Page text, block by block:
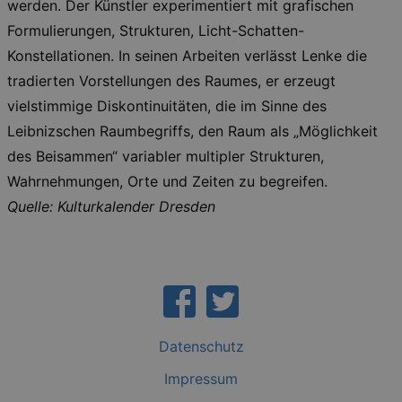
werden. Der Künstler experimentiert mit grafischen
Formulierungen, Strukturen, Licht-Schatten-
Konstellationen. In seinen Arbeiten verlässt Lenke die
tradierten Vorstellungen des Raumes, er erzeugt
vielstimmige Diskontinuitäten, die im Sinne des
Leibnizschen Raumbegriffs, den Raum als „Möglichkeit
des Beisammen“ variabler multipler Strukturen,
Wahrnehmungen, Orte und Zeiten zu begreifen.
Quelle: Kulturkalender Dresden
Datenschutz
Impressum
account. Ohne diese Cookies funktioniert
unsere Webseite nicht.
Name Provider / Domain
Läuft
CookieScript
.kulturkalender-
dresden.de
hours
www.kulturkalender-